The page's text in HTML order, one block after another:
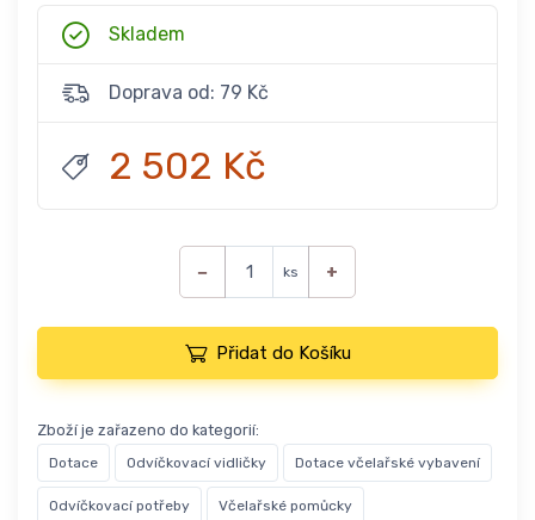
Skladem
Doprava od: 79 Kč
2 502 Kč
− ks +
Přidat do Košíku
Zboží je zařazeno do kategorií:
Dotace Odvíčkovací vidličky Dotace včelařské vybavení
Odvíčkovací potřeby Včelařské pomůcky